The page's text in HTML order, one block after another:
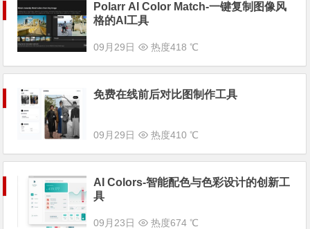
Polarr AI Color Match-一键复制图像风
格的AI工具
09月29日 热度418 ℃
免费在线前后对比图制作工具
09月29日 热度410 ℃
AI Colors-智能配色与色彩设计的创新工
具
09月23日 热度674 ℃